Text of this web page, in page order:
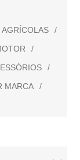
/
/
/
MARCA
/